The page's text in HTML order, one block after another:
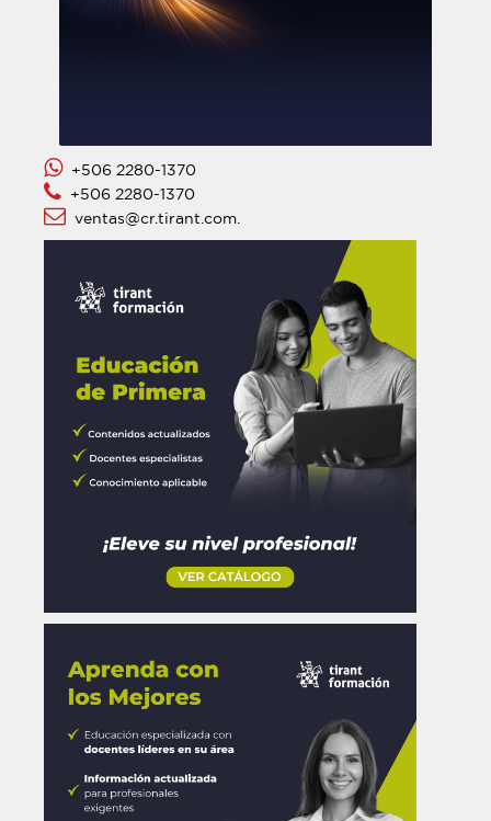
+506 2280-1370
+506 2280-1370
ventas@cr.tirant.com.